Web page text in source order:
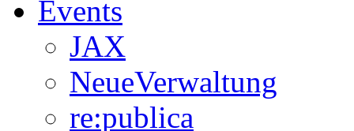
Events
JAX
NeueVerwaltung
re:publica